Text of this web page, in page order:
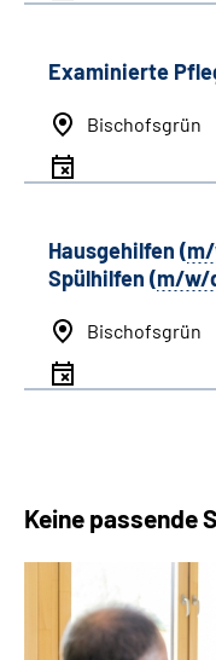
Examinierte
Bischofsgrün
Hausgehilfen (
Spülhilfen (m/w/
Bischofsgrün
Keine passende